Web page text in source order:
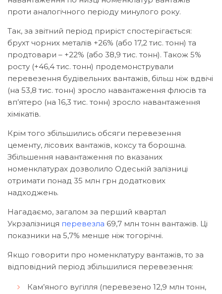
проти аналогічного періоду минулого року.
Так, за звітний період приріст спостерігається:
брухт чорних металів +26% (або 17,2 тис. тонн) та
продтовари – +22% (або 38,9 тис. тонн). Також 5%
росту (+46,4 тис. тонн) продемонстрували
перевезення будівельних вантажів, більш ніж вдвічі
(на 53,8 тис. тонн) зросло навантаження флюсів та
вп’ятеро (на 16,3 тис. тонн) зросло навантаження
хімікатів.
Крім того збільшились обсяги перевезення
цементу, лісових вантажів, коксу та борошна.
Збільшення навантаження по вказаних
номенклатурах дозволило Одеській залізниці
отримати понад 35 млн грн додаткових
надходжень.
Нагадаємо, загалом за перший квартал
Укрзалізниця перевезла 69,7 млн тонн вантажів. Ці
показники на 5,7% менше ніж тогорічні.
Якщо говорити про номенклатуру вантажів, то за
відповідний період збільшилися перевезення:
Кам’яного вугілля (перевезено 12,9 млн тонн,